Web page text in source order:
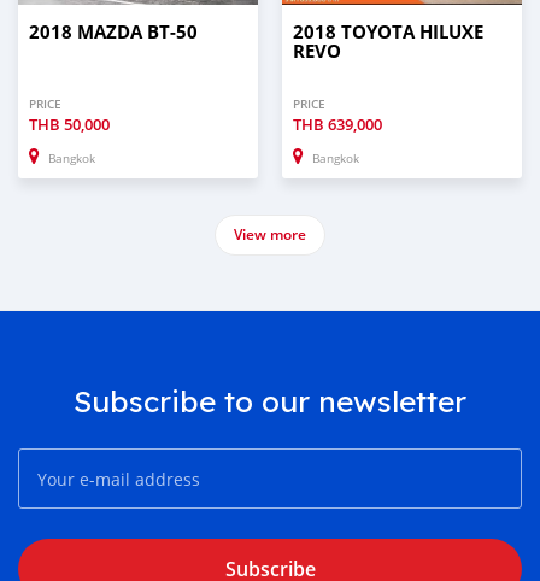
2018 MAZDA BT-50
PRICE
THB 50,000
Bangkok
2018 TOYOTA HILUXE
REVO
PRICE
THB 639,000
Bangkok
View more
Subscribe to our newsletter
Subscribe